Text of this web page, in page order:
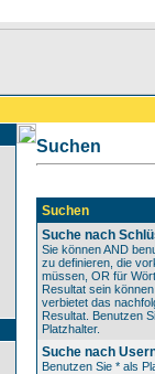
Suchen
Suchen
Suche nach
Sie können AND
zu definieren, die
müssen, OR für
Resultat sein
verbietet das
Resultat. Benutzen
Platzhalter.
Suche nach
Benutzen Sie * als